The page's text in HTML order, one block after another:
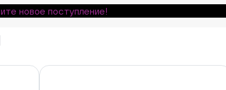
новое поступление!